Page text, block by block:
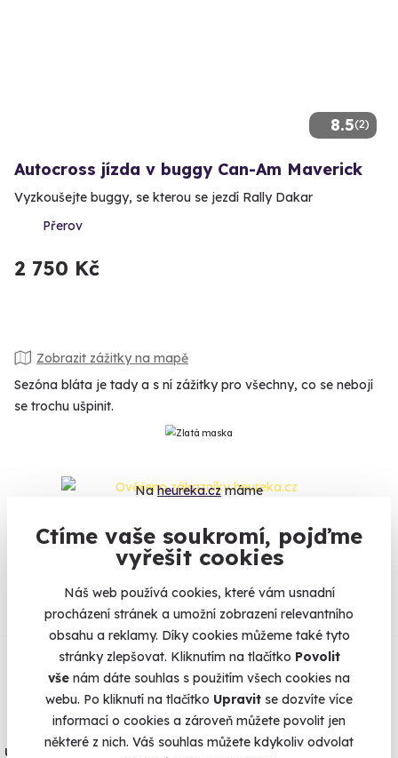
Ctíme vaše soukromí, pojďme
vyřešit cookies
Náš web používá cookies, které vám usnadní
procházení stránek a umožní zobrazení relevantního
obsahu a reklamy. Díky cookies můžeme také tyto
stránky zlepšovat. Kliknutím na tlačítko Povolit
vše nám dáte souhlas s použitím všech cookies na
webu. Po kliknutí na tlačítko Upravit se dozvíte více
informací o cookies a zároveň můžete povolit jen
některé z nich. Váš souhlas můžete kdykoliv odvolat
8.5(2)
Autocross jízda v buggy Can-Am Maverick
Vyzkoušejte buggy, se kterou se jezdí Rally Dakar
Přerov
2 750 Kč
Zobrazit zážitky na mapě
Sezóna bláta je tady a s ní zážitky pro všechny, co se nebojí
se trochu ušpinit.
Naheureka.czmáme
Co si o nás myslí
Zobraz ohlasy
Vše umíme pojistit
Jeden nikdy neví. Máme nejvyšší
úrazové pojištění z nabídky zážitkových